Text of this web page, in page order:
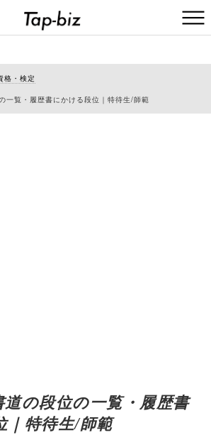
格・検定
一覧・履歴書にかける段位｜特待生/師範
道の段位の一覧・履歴書
｜特待生/師範